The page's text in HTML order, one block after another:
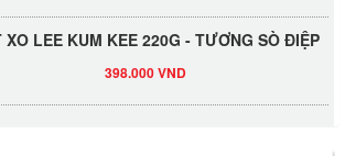
XO LEE KUM KEE 220G - TƯƠNG SÒ ĐIỆP